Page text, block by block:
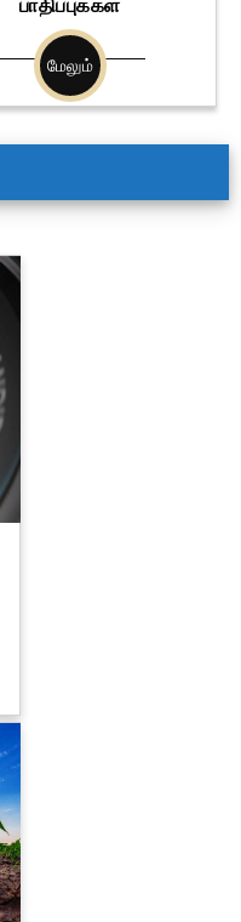
பாதிப்புக்கள்
மேலும்